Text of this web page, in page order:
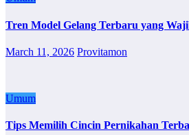
Tren Model Gelang Terbaru yang
March 11, 2026 Provitamon
Umum
Tips Memilih Cincin Pernikahan